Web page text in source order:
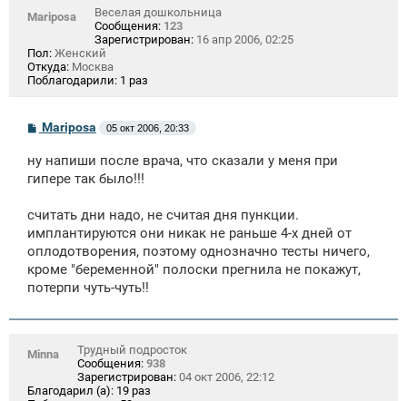
Mariposa
Веселая дошкольница
Сообщения: 123
Зарегистрирован: 16 апр 2006, 02:25
Пол: Женский
Откуда: Москва
Поблагодарили: 1 раз
С
б
щ
и
Mariposa 05 окт 2006, 20:33
ну напиши после врача, что сказали у меня при
гипере так было!!!
считать дни надо, не считая дня пункции.
имплантируются они никак не раньше 4-х дней от
оплодотворения, поэтому однозначно тесты ничего,
кроме "беременной" полоски прегнила не покажут,
потерпи чуть-чуть!!
Minna
Трудный подросток
Сообщения: 938
Зарегистрирован: 04 окт 2006, 22:12
Благодарил (а): 19 раз